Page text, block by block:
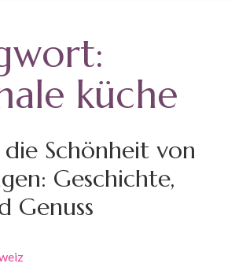
küche
die Schönheit von
Geschichte,
Genuss